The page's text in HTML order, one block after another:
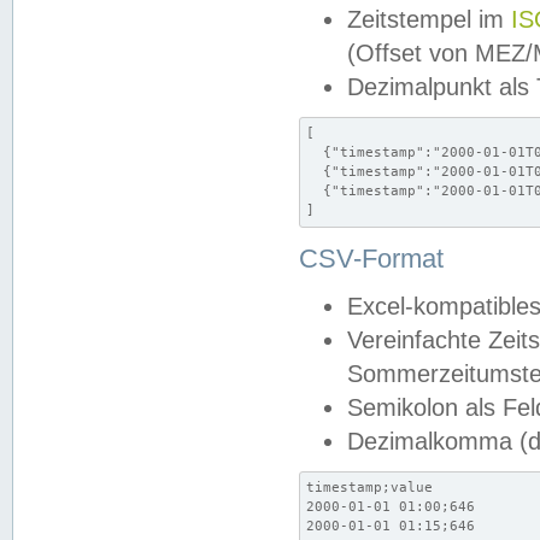
Zeitstempel im
(Offset von MEZ/
Dezimalpunkt als
[
{"timestamp":"2000-01-
{"timestamp":"2000-01-
{"timestamp":"2000-01-
]
CSV-Format
Excel-
Vereinfachte
Semikolon als
Dezimalkomma
timestamp;value
2000-01-01 01:00;646
2000-01-01 01:15;646